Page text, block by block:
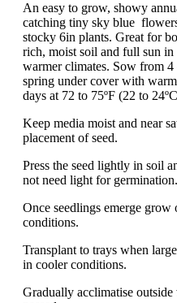
An easy to grow, showy
catching tiny sky blue
stocky 6in plants. Great for
rich, moist soil and full sun
warmer climates. Sow from
spring under cover with
days at 72 to 75ºF (22 to
Keep media moist and near
placement of seed.
Press the seed lightly in soil
not need light for germination.
Once seedlings emerge
conditions.
Transplant to trays when
in cooler conditions.
Gradually acclimatise